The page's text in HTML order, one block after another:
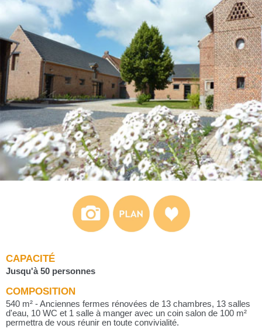
CAPACITÉ
Jusqu'à 50 personnes
COMPOSITION
540 m² - Anciennes fermes rénovées de 13 chambres, 13 salles
d'eau, 10 WC et 1 salle à manger avec un coin salon de 100 m²
permettra de vous réunir en toute convivialité.